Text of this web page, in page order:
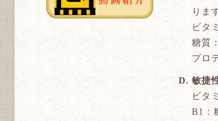
りま
ビタ
糖質
プロ
敏捷
ビタ
B1：